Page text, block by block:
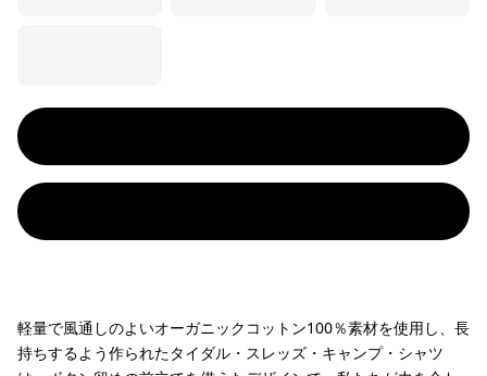
軽量で風通しのよいオーガニックコットン100％素材を使用し、長
持ちするよう作られたタイダル・スレッズ・キャンプ・シャツ